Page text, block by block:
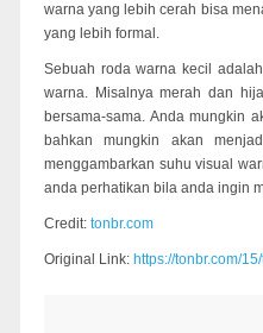
warna yang lebih cerah bisa
yang lebih formal.
Sebuah roda warna kecil
warna. Misalnya merah dan
bersama-sama. Anda mungkin
bahkan mungkin akan
menggambarkan suhu visual
anda perhatikan bila anda ingin
Credit: tonbr.com
Original Link: https://tonbr.com/